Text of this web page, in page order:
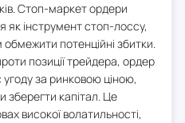
Стоп-маркет ордери
як інструмент стоп-лоссу,
потенційні збитки.
позиції трейдера, ордер
за ринковою ціною,
капітал. Це
високої волатильності,